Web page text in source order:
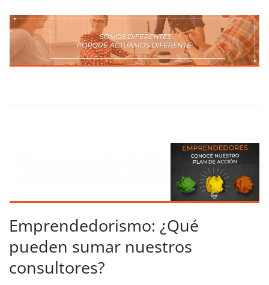
Emprendedorismo: ¿Qué
pueden sumar nuestros
consultores?